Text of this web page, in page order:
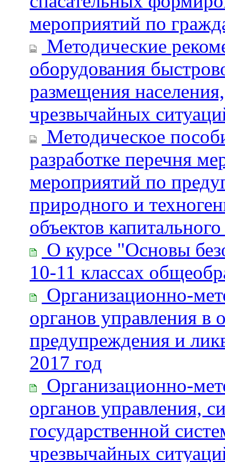
мероприятий по
Методические
оборудования
размещения
чрезвычайных
Методическое
разработке перечня
мероприятий по
природного и
объектов
О курсе "Основы
10-11 классах
Организационно-
органов управления в
предупреждения и
2017 год
Организационно-
органов управления,
государственной
чрезвычайных